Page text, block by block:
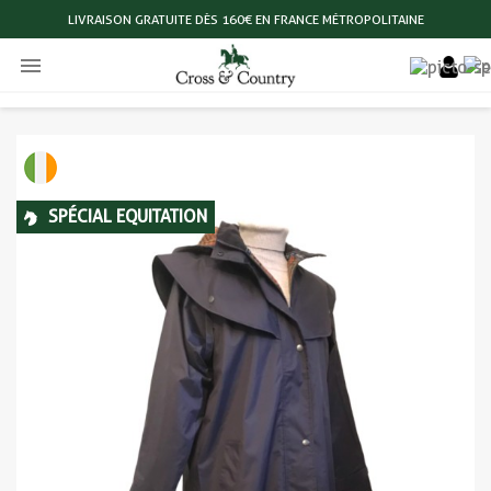
LIVRAISON GRATUITE DÈS 160€ EN FRANCE MÉTROPOLITAINE

SPÉCIAL EQUITATION